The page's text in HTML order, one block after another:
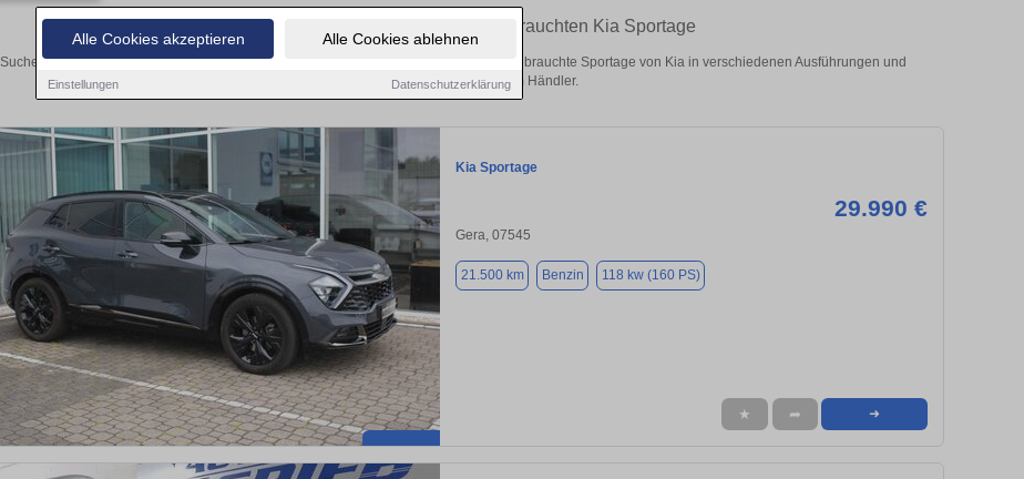
Alle Cookies akzeptieren Alle Cookies ablehnen
Einstellungen Datenschutzerklärung
Finden Sie in Auma-Weidatal Ihren gebrauchten Kia Sportage
Suchen Sie in Auma-Weidatal einen Kia Sportage Gebrauchtwagen? Entdecken Sie gebrauchte Sportage von Kia in verschiedenen Ausführungen und
Preisklassen von privat und vom Händler.
Kia Sportage
29.990 €
Gera, 07545
21.500 km Benzin 118 kw (160 PS)
★ ➦ ➜